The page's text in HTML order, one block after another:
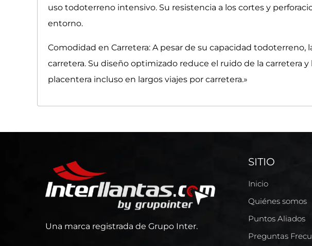
uso todoterreno intensivo. Su resistencia a los cortes y
entorno.
Comodidad en Carretera: A pesar de su capacidad
carretera. Su diseño optimizado reduce el ruido de la carretera
placentera incluso en largos viajes por carretera.»
Una marca registrada de Grupo Inter.
SITIO
Inicio
Quiénes somos
Puntos Aliados
Preguntas